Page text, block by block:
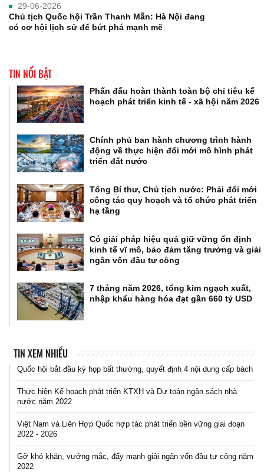
29-06-2026
Chủ tịch Quốc hội Trần Thanh Mẫn: Hà Nội đang
có cơ hội lịch sử để bứt phá mạnh mẽ
TIN NỔI BẬT
Phấn đấu hoàn thành toàn bộ chỉ tiêu kế
hoạch phát triển kinh tế - xã hội năm 2026
Chính phủ ban hành chương trình hành
động về thực hiện đổi mới mô hình phát
triển đất nước
Tổng Bí thư, Chủ tịch nước: Phải đổi mới
công tác quy hoạch và tổ chức phát triển
hạ tầng
Có giải pháp hiệu quả giữ vững ổn định
kinh tế vĩ mô, bảo đảm tăng trưởng và giải
ngân vốn đầu tư công
7 tháng năm 2026, tổng kim ngạch xuất,
nhập khẩu hàng hóa đạt gần 660 tỷ USD
TIN XEM NHIỀU
Quốc hội bắt đầu kỳ họp bất thường, quyết định 4 nội dung cấp bách
Thực hiện Kế hoạch phát triển KTXH và Dự toán ngân sách nhà
nước năm 2022
Việt Nam và Liên Hợp Quốc hợp tác phát triển bền vững giai đoạn
2022 - 2026
Gỡ khó khăn, vướng mắc, đẩy mạnh giải ngân vốn đầu tư công năm
2022